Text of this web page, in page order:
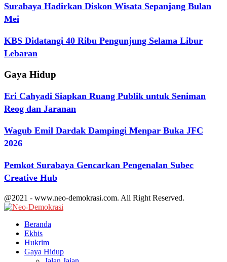
Surabaya Hadirkan Diskon Wisata Sepanjang Bulan
Mei
KBS Didatangi 40 Ribu Pengunjung Selama Libur
Lebaran
Gaya Hidup
Eri Cahyadi Siapkan Ruang Publik untuk Seniman
Reog dan Jaranan
Wagub Emil Dardak Dampingi Menpar Buka JFC
2026
Pemkot Surabaya Gencarkan Pengenalan Subec
Creative Hub
@2021 - www.neo-demokrasi.com. All Right Reserved.
Beranda
Ekbis
Hukrim
Gaya Hidup